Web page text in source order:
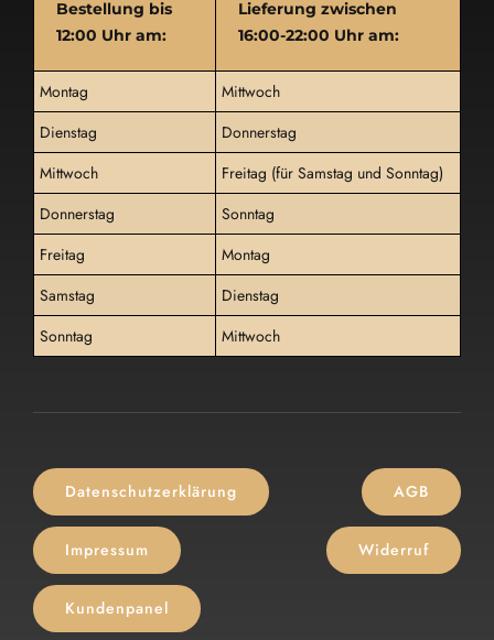
Bestellung bis
12:00 Uhr am:
Lieferung zwischen
16:00-22:00 Uhr am:
Montag
Mittwoch
Dienstag
Donnerstag
Mittwoch
Freitag (für Samstag und Sonntag)
Donnerstag
Sonntag
Freitag
Montag
Samstag
Dienstag
Sonntag
Mittwoch
Datenschutzerklärung AGB
Impressum Widerruf
Kundenpanel